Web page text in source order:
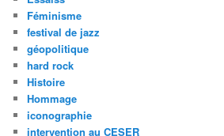
Féminisme
festival de jazz
géopolitique
hard rock
Histoire
Hommage
iconographie
intervention au CESER